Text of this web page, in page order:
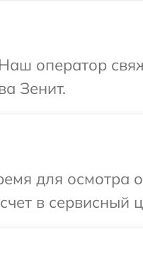
оператор
Зенит.
для осмотра
в сервисный